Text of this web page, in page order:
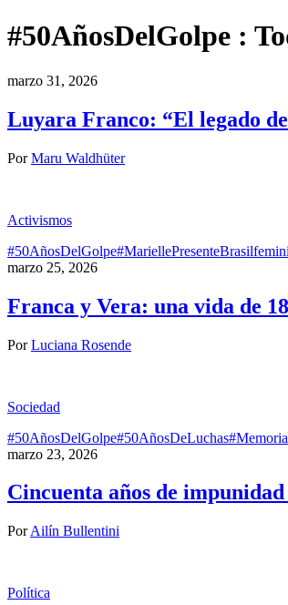
#50AñosDelGolpe :
marzo 31, 2026
Luyara Franco: “El legado
PorMaru Waldhüter
Activismos
#50AñosDelGolpe#MariellePresenteBrasil
marzo 25, 2026
Franca y Vera: una vida de
PorLuciana Rosende
Sociedad
#50AñosDelGolpe#50AñosDeLuchas
marzo 23, 2026
Cincuenta años de
PorAilín Bullentini
Política